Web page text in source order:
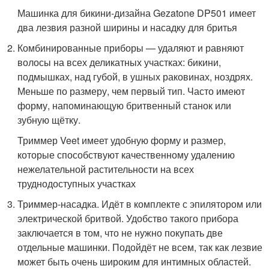
Машинка для бикини-дизайна Gezatone DP501 имеет
два лезвия разной ширины и насадку для бритья
Комбинированные приборы — удаляют и равняют
волосы на всех деликатных участках: бикини,
подмышках, над губой, в ушных раковинах, ноздрях.
Меньше по размеру, чем первый тип. Часто имеют
форму, напоминающую бритвенный станок или
зубную щётку.
Триммер Veet имеет удобную форму и размер,
которые способствуют качественному удалению
нежелательной растительности на всех
труднодоступных участках
Триммер-насадка. Идёт в комплекте с эпилятором или
электрической бритвой. Удобство такого прибора
заключается в том, что не нужно покупать две
отдельные машинки. Подойдёт не всем, так как лезвие
может быть очень широким для интимных областей.